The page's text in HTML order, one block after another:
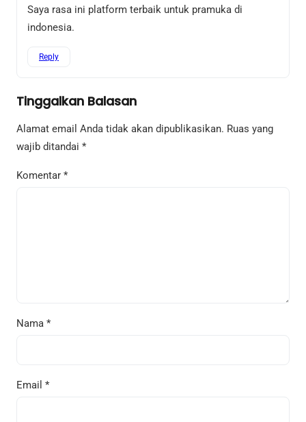
Saya rasa ini platform terbaik untuk pramuka di
indonesia.
Reply
Tinggalkan Balasan
Alamat email Anda tidak akan dipublikasikan. Ruas yang
wajib ditandai *
Komentar *
Nama *
Email *